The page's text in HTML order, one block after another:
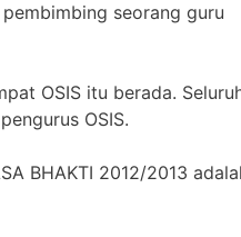
seorang guru
OSIS itu berada.
OSIS.
BHAKTI 2012/2013